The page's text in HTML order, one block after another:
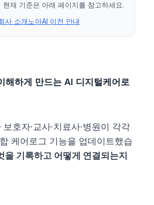
현재 기준은 아래 페이지를 참고하세요.
사 소개 노아AI 이전 안내
해하게 만드는 AI 디지털케어로
보호자·교사·치료사·병원이 각각
케어로그 기능을 업데이트했습
을 기록하고 어떻게 연결되는지